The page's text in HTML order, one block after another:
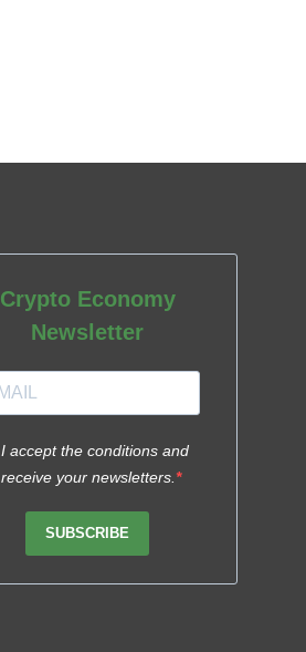
Crypto Economy
Newsletter
I accept the conditions and
receive your newsletters.
SUBSCRIBE